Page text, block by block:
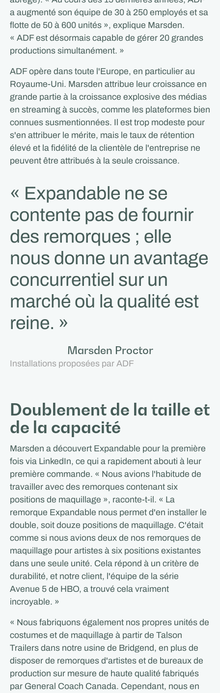
a augmenté son équipe de 30 à 250 employés et sa
flotte de 50 à 600 unités », explique Marsden.
« ADF est désormais capable de gérer 20 grandes
productions simultanément. »
ADF opère dans toute l'Europe, en particulier au
Royaume-Uni. Marsden attribue leur croissance en
grande partie à la croissance explosive des médias
en streaming à succès, comme les plateformes bien
connues susmentionnées. Il est trop modeste pour
s'en attribuer le mérite, mais le taux de rétention
élevé et la fidélité de la clientèle de l'entreprise ne
peuvent être attribués à la seule croissance.
« Expandable ne se
contente pas de fournir
des remorques ; elle
nous donne un avantage
concurrentiel sur un
marché où la qualité est
reine. »
Marsden Proctor
Installations proposées par ADF
Doublement de la taille et
de la capacité
Marsden a découvert Expandable pour la première
fois via LinkedIn, ce qui a rapidement abouti à leur
première commande. « Nous avions l'habitude de
travailler avec des remorques contenant six
positions de maquillage », raconte-t-il. « La
remorque Expandable nous permet d'en installer le
double, soit douze positions de maquillage. C'était
comme si nous avions deux de nos remorques de
maquillage pour artistes à six positions existantes
dans une seule unité. Cela répond à un critère de
durabilité, et notre client, l'équipe de la série
Avenue 5 de HBO, a trouvé cela vraiment
incroyable. »
« Nous fabriquons également nos propres unités de
costumes et de maquillage à partir de Talson
Trailers dans notre usine de Bridgend, en plus de
disposer de remorques d'artistes et de bureaux de
production sur mesure de haute qualité fabriqués
par General Coach Canada. Cependant, nous en